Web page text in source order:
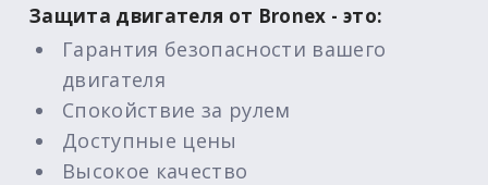
Защита двигателя от Bronex - это:
Гарантия безопасности вашего
двигателя
Спокойствие за рулем
Доступные цены
Высокое качество